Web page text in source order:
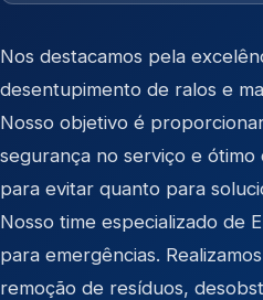
Nos destacamos pela
desentupimento de ralos e
Nosso objetivo é
segurança no serviço e
para evitar quanto para
Nosso time especializado de
para emergências.
remoção de resíduos,